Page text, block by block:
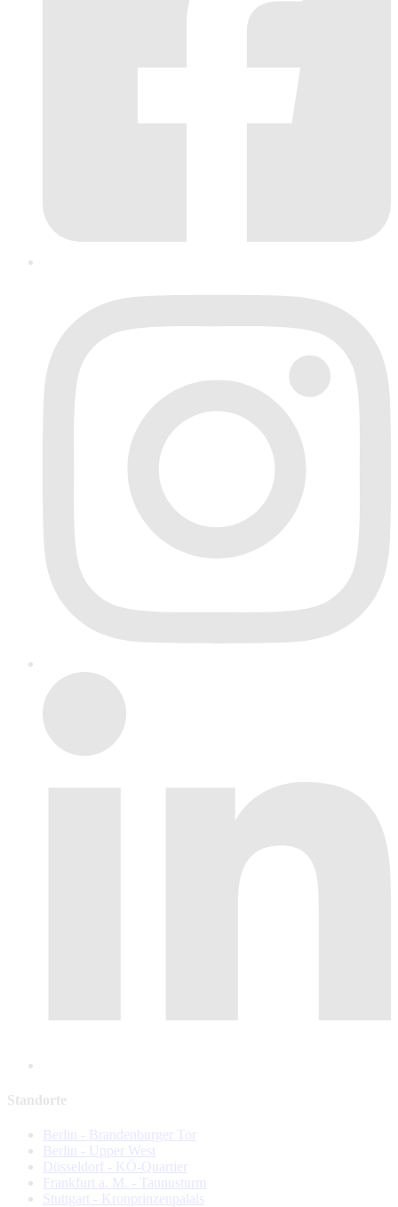
Standorte
Berlin - Brandenburger Tor
Berlin - Upper West
Düsseldorf - KÖ-Quartier
Frankfurt a. M. - Taunusturm
Stuttgart - Kronprinzenpalais